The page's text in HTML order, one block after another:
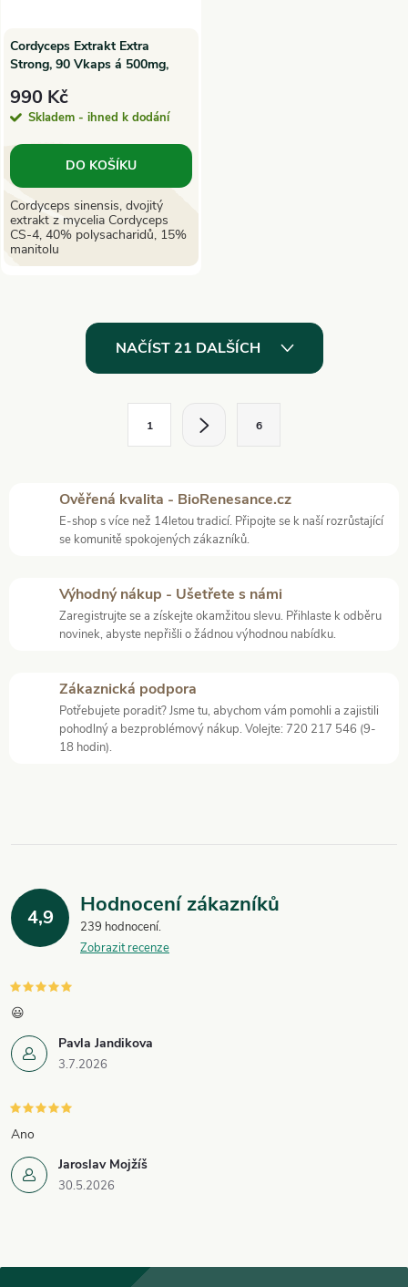
Cordyceps Extrakt Extra
Strong, 90 Vkaps á 500mg,
990 Kč
Skladem - ihned k dodání
DO KOŠÍKU
Cordyceps sinensis, dvojitý
extrakt z mycelia Cordyceps
CS-4, 40% polysacharidů, 15%
manitolu
p
i
u
NAČÍST 21 DALŠÍCH
1 6
Ověřená kvalita - BioRenesance.cz
E-shop s více než 14letou tradicí. Připojte se k naší rozrůstající
se komunitě spokojených zákazníků.
Výhodný nákup - Ušetřete s námi
Zaregistrujte se a získejte okamžitou slevu. Přihlaste k odběru
novinek, abyste nepřišli o žádnou výhodnou nabídku.
Zákaznická podpora
Potřebujete poradit? Jsme tu, abychom vám pomohli a zajistili
pohodlný a bezproblémový nákup. Volejte: 720 217 546 (9-
18 hodin).
4,9 Hodnocení zákazníků
239 hodnocení
Zobrazit recenze
Pavla Jandikova
3.7.2026
😃
Jaroslav Mojžíš
30.5.2026
Ano